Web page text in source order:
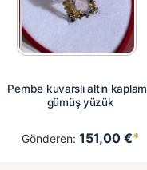
Pembe kuvarslı altın
gümüş yüzük
Gönderen: 151,00 €*